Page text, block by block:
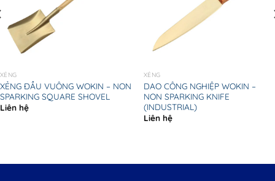
XẺNG
XẺNG ĐẦU VUÔNG WOKIN – NON
SPARKING SQUARE SHOVEL
Liên hệ
XẺNG
DAO CÔNG NGHIỆP WOKIN –
NON SPARKING KNIFE
(INDUSTRIAL)
Liên hệ